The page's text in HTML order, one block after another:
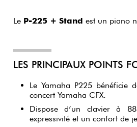
Le P-225 + Stand est un piano
LES PRINCIPAUX POINTS
Le Yamaha P225 bénéficie
concert Yamaha CFX.
Dispose d’un clavier à
expressivité et un confort de